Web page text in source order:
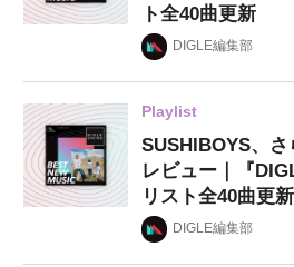
ト全40曲更新
DIGLE編集部
Playlist
SUSHIBOYS、
レビュー｜『
リスト全40曲更新
DIGLE編集部